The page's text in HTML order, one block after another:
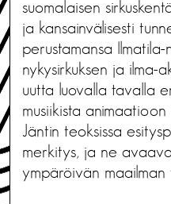
suomalaisen
ja kansainvälisesti
perustamansa
nykysirkuksen ja ilma-
uutta luovalla tavalla
musiikista animaatioon
Jäntin teoksissa
merkitys, ja ne
ympäröivän maailman